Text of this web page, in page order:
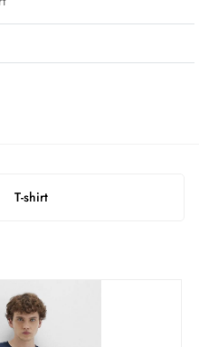
T-shirt